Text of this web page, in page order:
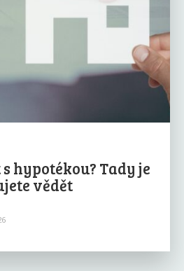
hypotékou? Tady je
vědět